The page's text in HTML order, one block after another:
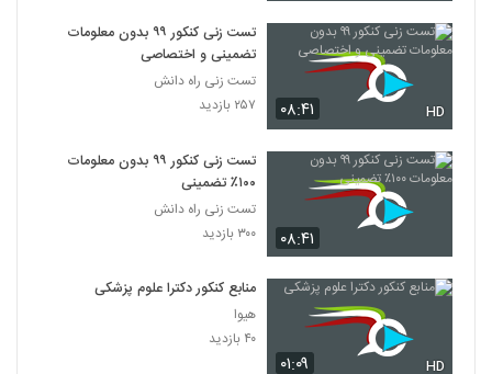
۰۸:۴۱ HD
تست زنی کنکور ۹۹ بدون معلومات
تضمینی و اختصاصی
تست زنی راه دانش
۲۵۷ بازدید
۰۸:۴۱
تست زنی کنکور ۹۹ بدون معلومات
۱۰۰٪ تضمینی
تست زنی راه دانش
۳۰۰ بازدید
۰۱:۰۹ HD
منابع کنکور دکترا علوم پزشکی
هیوا
۴۰ بازدید